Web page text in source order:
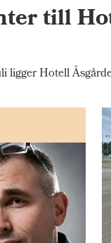
till
ligger Hotell